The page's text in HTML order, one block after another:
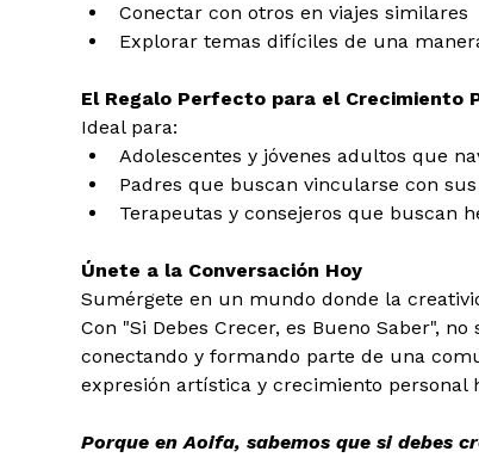
Conectar con otros en viajes similares
Explorar temas difíciles de una
El Regalo Perfecto para el Crecimiento
Ideal para:
Adolescentes y jóvenes adultos que
Padres que buscan vincularse con
Terapeutas y consejeros que buscan
Únete a la Conversación Hoy
Sumérgete en un mundo donde la
Con "Si Debes Crecer, es Bueno Saber",
conectando y formando parte de una
expresión artística y crecimiento personal
Porque en Aoifa, sabemos que si debes